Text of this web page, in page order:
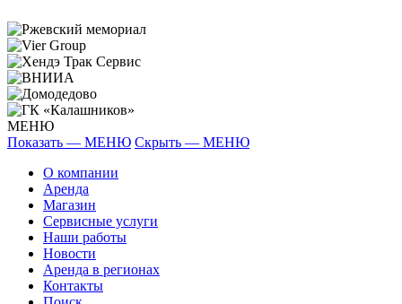
МЕНЮ
Показать — МЕНЮ Скрыть — МЕНЮ
О компании
Аренда
Магазин
Сервисные услуги
Наши работы
Новости
Аренда в регионах
Контакты